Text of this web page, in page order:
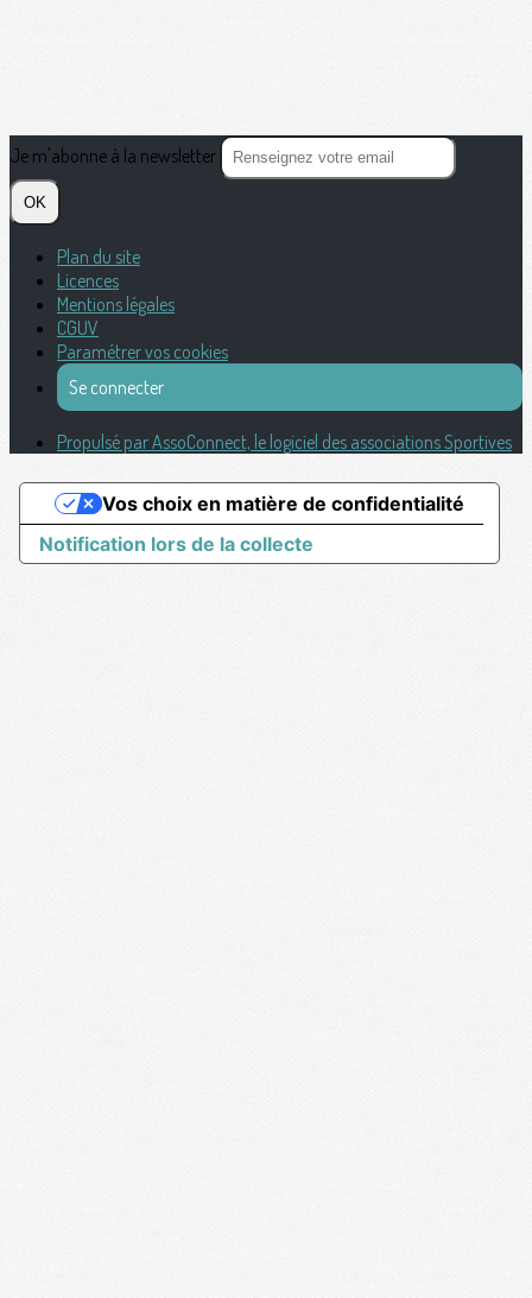
Je m'abonne à la newsletter
OK
Plan du site
Licences
Mentions légales
CGUV
Paramétrer vos cookies
Se connecter
Propulsé par AssoConnect, le logiciel des associations Sportives
Notification lors de la collecte
Vos choix en matière de confidentialité